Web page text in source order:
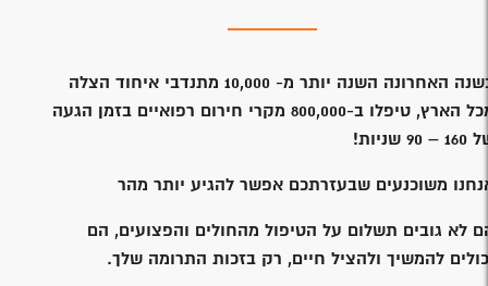
האחרונה השנה יותר מ- 10,000 מתנדבי איחוד הצלה
מכל הארץ, טיפלו ב-800,000 מקרי חירום רפואיים בזמן הגעה
90 שניות!
משוכנעים שבעזרתכם אפשר להגיע יותר מהר
לא גובים תשלום על הטיפול מהחולים והפצועים, הם
להמשיך ולהציל חיים, רק בזכות התרומה שלך.